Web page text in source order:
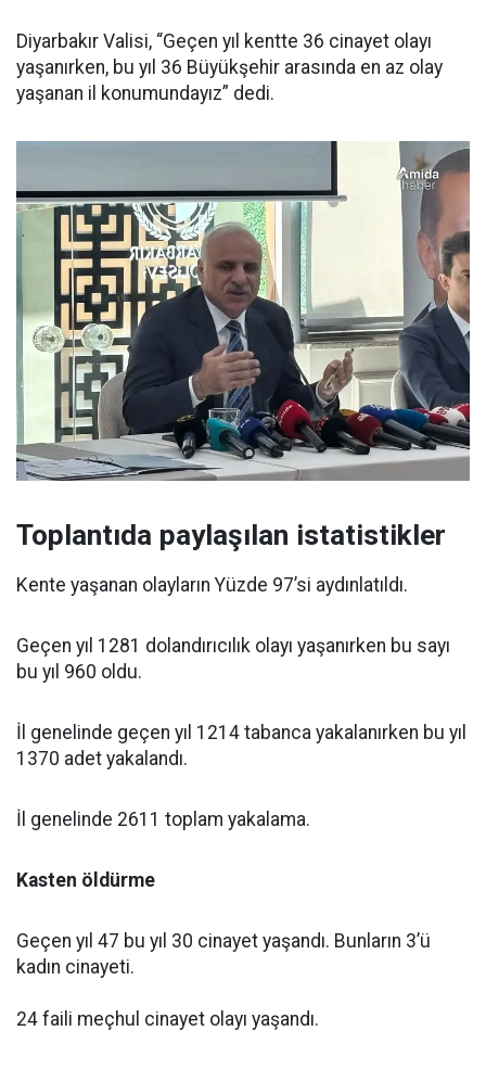
Diyarbakır Valisi, “Geçen yıl kentte 36 cinayet olayı
yaşanırken, bu yıl 36 Büyükşehir arasında en az olay
yaşanan il konumundayız” dedi.
Toplantıda paylaşılan istatistikler
Kente yaşanan olayların Yüzde 97’si aydınlatıldı.
Geçen yıl 1281 dolandırıcılık olayı yaşanırken bu sayı
bu yıl 960 oldu.
İl genelinde geçen yıl 1214 tabanca yakalanırken bu yıl
1370 adet yakalandı.
İl genelinde 2611 toplam yakalama.
Kasten öldürme
Geçen yıl 47 bu yıl 30 cinayet yaşandı. Bunların 3’ü
kadın cinayeti.
24 faili meçhul cinayet olayı yaşandı.